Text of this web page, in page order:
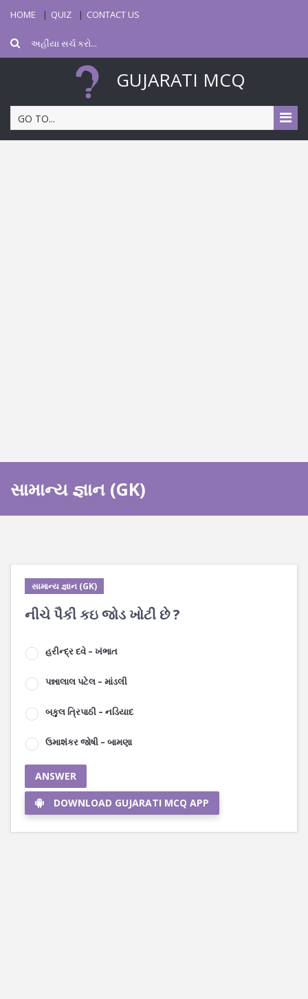
HOME QUIZ CONTACT US
GUJARATI MCQ
GO TO...
સામાન્ય જ્ઞાન (GK)
સામાન્ય જ્ઞાન (GK)
નીચે પૈકી કઇ જોડ ખોટી છે ?
હરીન્દ્ર દવે – ખંભાત
પન્નાલાલ પટેલ – માંડલી
બકુલ ત્રિપાઠી – નડિયાદ
ઉમાશંકર જોષી – બામણા
ANSWER
DOWNLOAD GUJARATI MCQ APP